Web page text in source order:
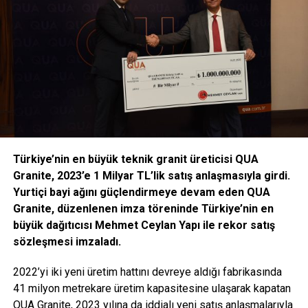
sitelerinde belirtilen kurallar çerçevesinde yapılacaktır.
Erasmus Yabancı Dil Sınavı ile ilgili tüm süreçler YDYO web
sitesinden takip edilmelidir: http://ydyo.comu.edu.tr/
Erasmus Programı’ndan yararlanmak isteyen
öğrenciler öncelikle üniversitemiz Yabancı Diller
Yüksek Okulu tarafından düzenlenen Erasmus Yabancı
Dil sınavına girmelidir.
3 Mart 2023, Cuma günü gerçekleştirilecek yazılı sınavdan
50 ve üzeri alan öğrenciler 6 Mart 2023 Pazartesi günü
gerçekleştirilecek konuşma sınavına gireceklerdir.
Yazılı sınav sonucunun 100 üzerinden %75’i ve konuşma
yabancı dil puanı” oluşturulacak veöğrenciler Erasmus
başvurularında bu “nihai yabancı dil puanını”
kullanacaklardır.
Türkiye’nin en büyük teknik granit üreticisi QUA
Granite, 2023’e 1 Milyar TL’lik satış anlaşmasıyla girdi.
Yurtiçi bayi ağını güçlendirmeye devam eden QUA
Granite, düzenlenen imza töreninde Türkiye’nin en
büyük dağıtıcısı Mehmet Ceylan Yapı ile rekor satış
sözleşmesi imzaladı.
2022’yi iki yeni üretim hattını devreye aldığı fabrikasında
41 milyon metrekare üretim kapasitesine ulaşarak kapatan
QUA Granite, 2023 yılına da iddialı yeni satış anlaşmalarıyla